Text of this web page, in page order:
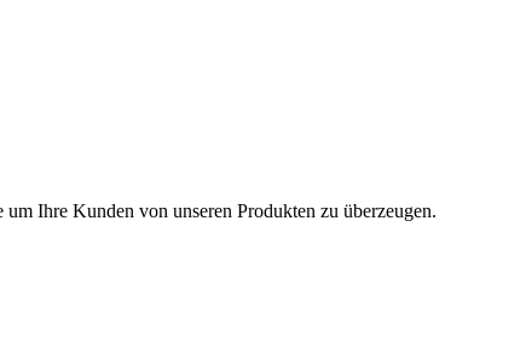
Ihre Kunden von unseren Produkten zu überzeugen.